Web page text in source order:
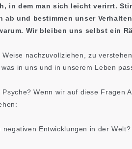
in dem man sich leicht verirrt.
und bestimmen unser
Wir bleiben uns selbst ein
nachzuvollziehen, zu
in uns und in unserem Leben
Wenn wir auf diese Fragen
Entwicklungen in der Welt?